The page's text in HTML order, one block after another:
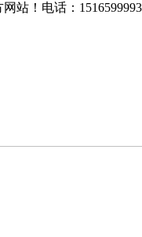
站！电话：